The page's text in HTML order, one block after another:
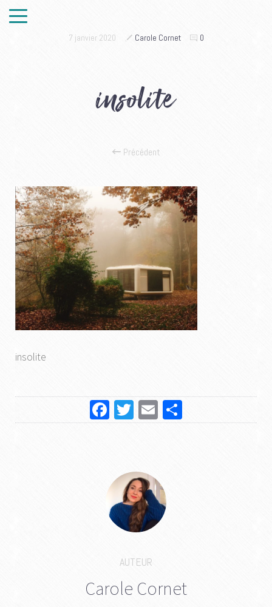
7 janvier 2020 Carole Cornet 0
insolite
Précédent
insolite
Facebook
Twitter
Email
AUTEUR
Carole Cornet